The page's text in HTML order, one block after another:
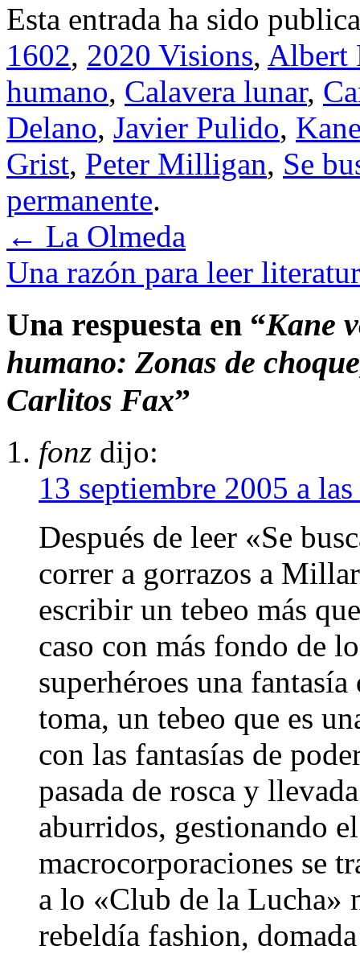
Esta entrada ha sido
1602, 2020 Visions, Albert
humano, Calavera lunar,
Delano, Javier Pulido,
Grist, Peter Milligan, Se
permanente.
← La Olmeda
Una razón para leer
Una respuesta en “Kane
humano: Zonas de
Carlitos Fax”
fonz dijo:
13 septiembre 2005 a
Después de leer «Se
correr a gorrazos a
escribir un tebeo más
caso con más fondo de
superhéroes una
toma, un tebeo que es
con las fantasías de
pasada de rosca y
aburridos, gestionando
macrocorporaciones se
a lo «Club de la Lucha»
rebeldía fashion,